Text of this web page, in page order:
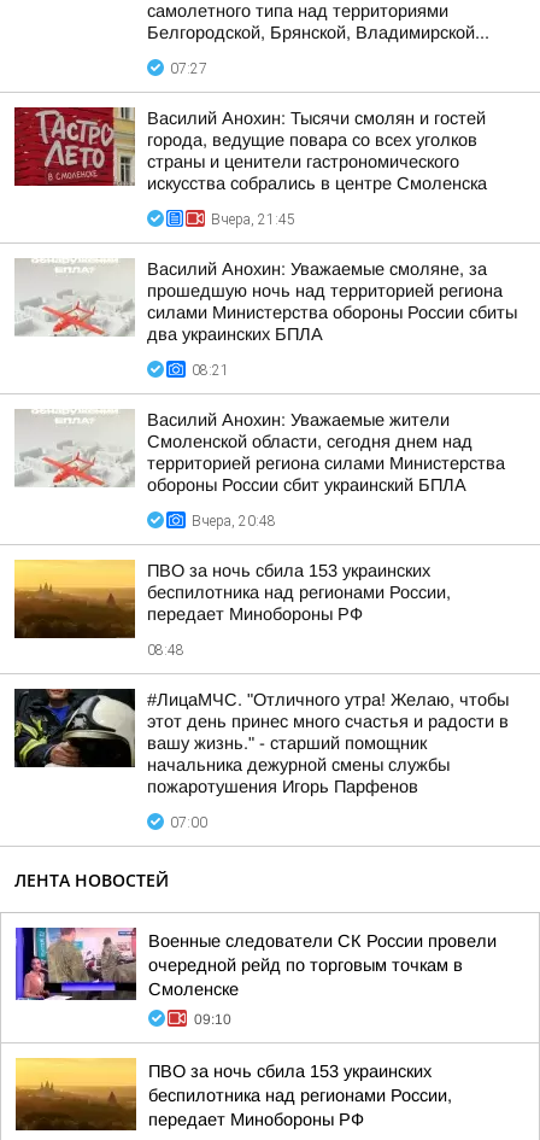
самолетного типа над территориями
Белгородской, Брянской, Владимирской...
07:27
Василий Анохин: Тысячи смолян и гостей
города, ведущие повара со всех уголков
страны и ценители гастрономического
искусства собрались в центре Смоленска
Вчера, 21:45
Василий Анохин: Уважаемые смоляне, за
прошедшую ночь над территорией региона
силами Министерства обороны России сбиты
два украинских БПЛА
08:21
Василий Анохин: Уважаемые жители
Смоленской области, сегодня днем над
территорией региона силами Министерства
обороны России сбит украинский БПЛА
Вчера, 20:48
ПВО за ночь сбила 153 украинских
беспилотника над регионами России,
передает Минобороны РФ
08:48
#ЛицаМЧС. "Отличного утра! Желаю, чтобы
этот день принес много счастья и радости в
вашу жизнь." - старший помощник
начальника дежурной смены службы
пожаротушения Игорь Парфенов
07:00
ЛЕНТА НОВОСТЕЙ
Военные следователи СК России провели
очередной рейд по торговым точкам в
Смоленске
09:10
ПВО за ночь сбила 153 украинских
беспилотника над регионами России,
передает Минобороны РФ